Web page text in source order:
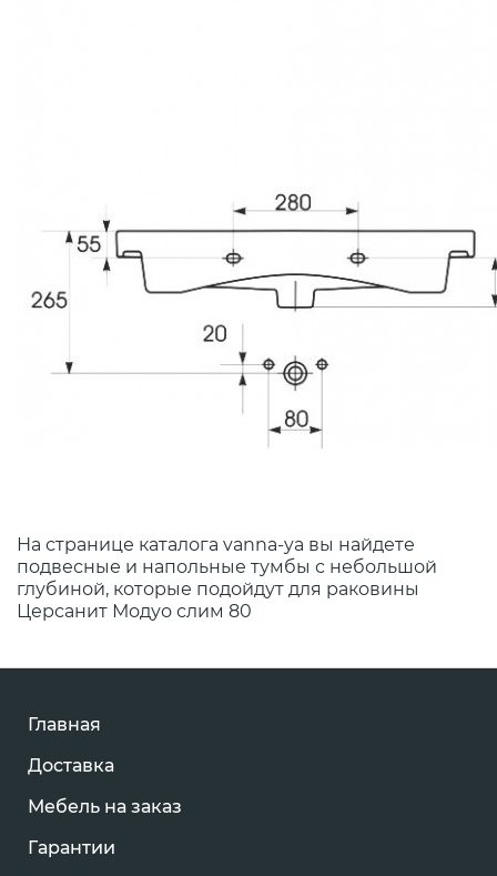
На странице каталога vanna-ya вы найдете
подвесные и напольные тумбы с небольшой
глубиной, которые подойдут для раковины
Церсанит Модуо слим 80
Главная
Доставка
Мебель на заказ
Гарантии